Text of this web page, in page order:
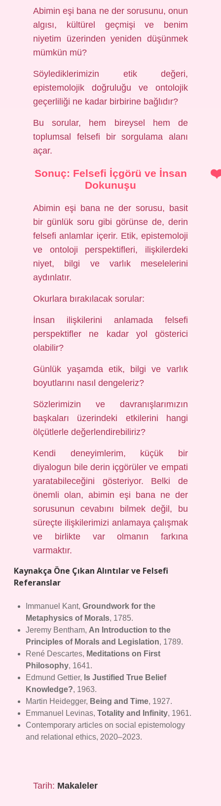
Abimin eşi bana ne der sorusunu, onun
algısı, kültürel geçmişi ve benim
niyetim üzerinden yeniden düşünmek
mümkün mü?
Söylediklerimizin etik değeri,
epistemolojik doğruluğu ve ontolojik
geçerliliği ne kadar birbirine bağlıdır?
Bu sorular, hem bireysel hem de
toplumsal felsefi bir sorgulama alanı
açar.
Sonuç: Felsefi İçgörü ve İnsan
Dokunuşu
Abimin eşi bana ne der sorusu, basit
bir günlük soru gibi görünse de, derin
felsefi anlamlar içerir. Etik, epistemoloji
ve ontoloji perspektifleri, ilişkilerdeki
niyet, bilgi ve varlık meselelerini
aydınlatır.
Okurlara bırakılacak sorular:
İnsan ilişkilerini anlamada felsefi
perspektifler ne kadar yol gösterici
olabilir?
Günlük yaşamda etik, bilgi ve varlık
boyutlarını nasıl dengeleriz?
Sözlerimizin ve davranışlarımızın
başkaları üzerindeki etkilerini hangi
ölçütlerle değerlendirebiliriz?
Kendi deneyimlerim, küçük bir
diyalogun bile derin içgörüler ve empati
yaratabileceğini gösteriyor. Belki de
önemli olan, abimin eşi bana ne der
sorusunun cevabını bilmek değil, bu
süreçte ilişkilerimizi anlamaya çalışmak
ve birlikte var olmanın farkına
varmaktır.
Kaynakça Öne Çıkan Alıntılar ve Felsefi
Referanslar
Immanuel Kant, Groundwork for the
Metaphysics of Morals, 1785.
Jeremy Bentham, An Introduction to the
Principles of Morals and Legislation, 1789.
René Descartes, Meditations on First
Philosophy, 1641.
Edmund Gettier, Is Justified True Belief
Knowledge?, 1963.
Martin Heidegger, Being and Time, 1927.
Emmanuel Levinas, Totality and Infinity, 1961.
Contemporary articles on social epistemology
and relational ethics, 2020–2023.
Tarih: Makaleler